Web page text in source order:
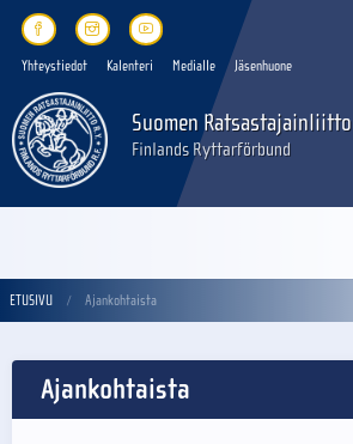
Yhteystiedot Kalenteri Medialle Jäsenhuone
Suomen Ratsastajainliitto
Finlands Ryttarförbund
ETUSIVU Ajankohtaista
Ajankohtaista